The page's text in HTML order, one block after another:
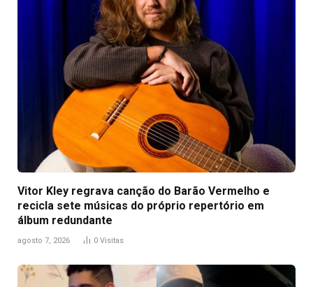
Vitor Kley regrava canção do Barão Vermelho e
recicla sete músicas do próprio repertório em
álbum redundante
agosto 7, 2026 0 Visitas